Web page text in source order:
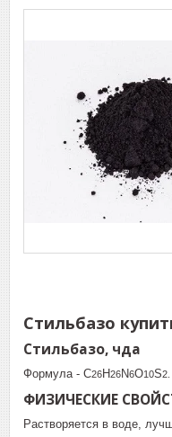
Стильбазо
Стильбазо, чда
Формула - C26H26N6O10S2.
ФИЗИЧЕСКИЕ
Растворяется в воде,